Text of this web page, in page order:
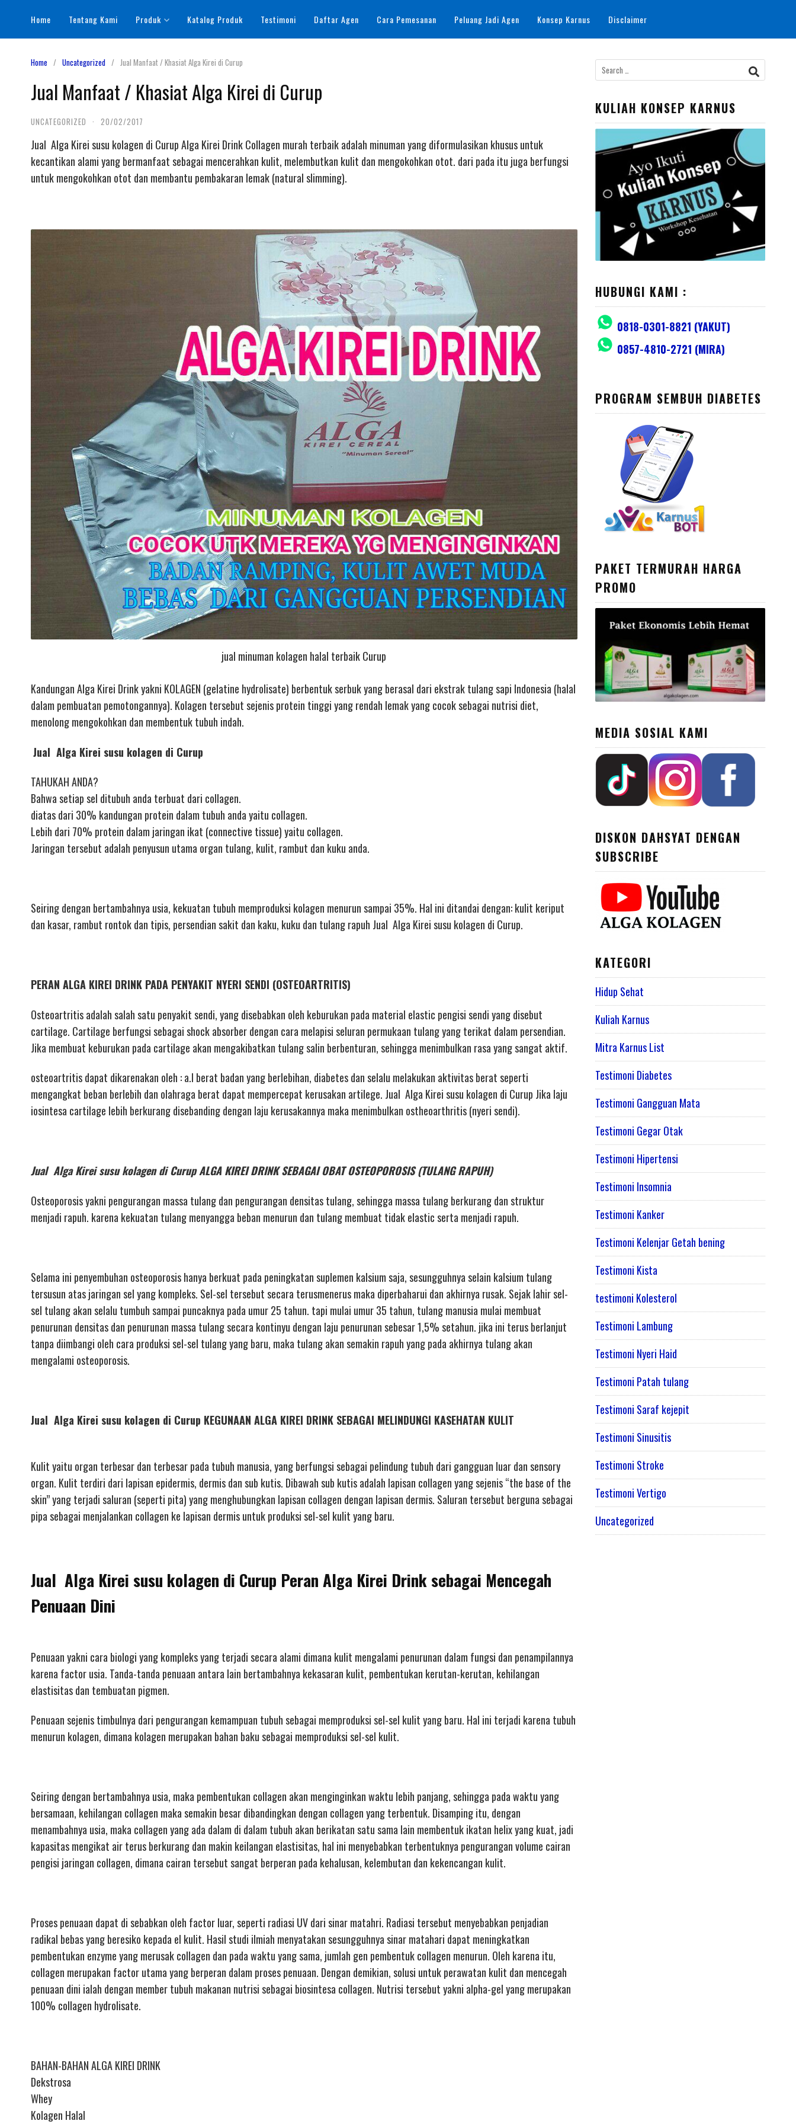
content
Home Tentang Kami Produk Katalog Produk Testimoni Daftar Agen Cara Pemesanan Peluang Jadi Agen Konsep Karnus Disclaimer
Home Uncategorized Jual Manfaat / Khasiat Alga Kirei di Curup
Jual Manfaat / Khasiat Alga Kirei di Curup
UNCATEGORIZED · 20/02/2017
Jual Alga Kirei susu kolagen di Curup Alga Kirei Drink Collagen murah terbaik adalah minuman yang diformulasikan khusus untuk
kecantikan alami yang bermanfaat sebagai mencerahkan kulit, melembutkan kulit dan mengokohkan otot. dari pada itu juga berfungsi
untuk mengokohkan otot dan membantu pembakaran lemak (natural slimming).
jual minuman kolagen halal terbaik Curup
Kandungan Alga Kirei Drink yakni KOLAGEN (gelatine hydrolisate) berbentuk serbuk yang berasal dari ekstrak tulang sapi Indonesia (halal
dalam pembuatan pemotongannya). Kolagen tersebut sejenis protein tinggi yang rendah lemak yang cocok sebagai nutrisi diet,
menolong mengokohkan dan membentuk tubuh indah.
Jual Alga Kirei susu kolagen di Curup
TAHUKAH ANDA?
Bahwa setiap sel ditubuh anda terbuat dari collagen.
diatas dari 30% kandungan protein dalam tubuh anda yaitu collagen.
Lebih dari 70% protein dalam jaringan ikat (connective tissue) yaitu collagen.
Jaringan tersebut adalah penyusun utama organ tulang, kulit, rambut dan kuku anda.
Seiring dengan bertambahnya usia, kekuatan tubuh memproduksi kolagen menurun sampai 35%. Hal ini ditandai dengan: kulit keriput
dan kasar, rambut rontok dan tipis, persendian sakit dan kaku, kuku dan tulang rapuh Jual Alga Kirei susu kolagen di Curup.
PERAN ALGA KIREI DRINK PADA PENYAKIT NYERI SENDI (OSTEOARTRITIS)
Osteoartritis adalah salah satu penyakit sendi, yang disebabkan oleh keburukan pada material elastic pengisi sendi yang disebut
cartilage. Cartilage berfungsi sebagai shock absorber dengan cara melapisi seluran permukaan tulang yang terikat dalam persendian.
Jika membuat keburukan pada cartilage akan mengakibatkan tulang salin berbenturan, sehingga menimbulkan rasa yang sangat aktif.
osteoartritis dapat dikarenakan oleh : a.l berat badan yang berlebihan, diabetes dan selalu melakukan aktivitas berat seperti
mengangkat beban berlebih dan olahraga berat dapat mempercepat kerusakan artilege. Jual Alga Kirei susu kolagen di Curup Jika laju
iosintesa cartilage lebih berkurang disebanding dengan laju kerusakannya maka menimbulkan ostheoarthritis (nyeri sendi).
Jual Alga Kirei susu kolagen di Curup ALGA KIREI DRINK SEBAGAI OBAT OSTEOPOROSIS (TULANG RAPUH)
Osteoporosis yakni pengurangan massa tulang dan pengurangan densitas tulang, sehingga massa tulang berkurang dan struktur
menjadi rapuh. karena kekuatan tulang menyangga beban menurun dan tulang membuat tidak elastic serta menjadi rapuh.
Selama ini penyembuhan osteoporosis hanya berkuat pada peningkatan suplemen kalsium saja, sesungguhnya selain kalsium tulang
tersusun atas jaringan sel yang kompleks. Sel-sel tersebut secara terusmenerus maka diperbaharui dan akhirnya rusak. Sejak lahir sel-
sel tulang akan selalu tumbuh sampai puncaknya pada umur 25 tahun. tapi mulai umur 35 tahun, tulang manusia mulai membuat
penurunan densitas dan penurunan massa tulang secara kontinyu dengan laju penurunan sebesar 1,5% setahun. jika ini terus berlanjut
tanpa diimbangi oleh cara produksi sel-sel tulang yang baru, maka tulang akan semakin rapuh yang pada akhirnya tulang akan
mengalami osteoporosis.
Jual Alga Kirei susu kolagen di Curup KEGUNAAN ALGA KIREI DRINK SEBAGAI MELINDUNGI KASEHATAN KULIT
Kulit yaitu organ terbesar dan terbesar pada tubuh manusia, yang berfungsi sebagai pelindung tubuh dari gangguan luar dan sensory
organ. Kulit terdiri dari lapisan epidermis, dermis dan sub kutis. Dibawah sub kutis adalah lapisan collagen yang sejenis “the base of the
skin” yang terjadi saluran (seperti pita) yang menghubungkan lapisan collagen dengan lapisan dermis. Saluran tersebut berguna sebagai
pipa sebagai menjalankan collagen ke lapisan dermis untuk produksi sel-sel kulit yang baru.
Jual Alga Kirei susu kolagen di Curup Peran Alga Kirei Drink sebagai Mencegah
Penuaan Dini
Penuaan yakni cara biologi yang kompleks yang terjadi secara alami dimana kulit mengalami penurunan dalam fungsi dan penampilannya
karena factor usia. Tanda-tanda penuaan antara lain bertambahnya kekasaran kulit, pembentukan kerutan-kerutan, kehilangan
elastisitas dan tembuatan pigmen.
Penuaan sejenis timbulnya dari pengurangan kemampuan tubuh sebagai memproduksi sel-sel kulit yang baru. Hal ini terjadi karena tubuh
menurun kolagen, dimana kolagen merupakan bahan baku sebagai memproduksi sel-sel kulit.
Seiring dengan bertambahnya usia, maka pembentukan collagen akan menginginkan waktu lebih panjang, sehingga pada waktu yang
bersamaan, kehilangan collagen maka semakin besar dibandingkan dengan collagen yang terbentuk. Disamping itu, dengan
menambahnya usia, maka collagen yang ada dalam di dalam tubuh akan berikatan satu sama lain membentuk ikatan helix yang kuat, jadi
kapasitas mengikat air terus berkurang dan makin keilangan elastisitas, hal ini menyebabkan terbentuknya pengurangan volume cairan
pengisi jaringan collagen, dimana cairan tersebut sangat berperan pada kehalusan, kelembutan dan kekencangan kulit.
Proses penuaan dapat di sebabkan oleh factor luar, seperti radiasi UV dari sinar matahri. Radiasi tersebut menyebabkan penjadian
radikal bebas yang beresiko kepada el kulit. Hasil studi ilmiah menyatakan sesungguhnya sinar matahari dapat meningkatkan
pembentukan enzyme yang merusak collagen dan pada waktu yang sama, jumlah gen pembentuk collagen menurun. Oleh karena itu,
collagen merupakan factor utama yang berperan dalam proses penuaan. Dengan demikian, solusi untuk perawatan kulit dan mencegah
penuaan dini ialah dengan member tubuh makanan nutrisi sebagai biosintesa collagen. Nutrisi tersebut yakni alpha-gel yang merupakan
100% collagen hydrolisate.
BAHAN-BAHAN ALGA KIREI DRINK
Dekstrosa
Whey
Kolagen Halal
Search
for:
KULIAH KONSEP KARNUS
HUBUNGI KAMI :
0818-0301-8821 (YAKUT)
0857-4810-2721 (MIRA)
PROGRAM SEMBUH DIABETES
PAKET TERMURAH HARGA
PROMO
MEDIA SOSIAL KAMI
DISKON DAHSYAT DENGAN
SUBSCRIBE
KATEGORI
Hidup Sehat
Kuliah Karnus
Mitra Karnus List
Testimoni Diabetes
Testimoni Gangguan Mata
Testimoni Gegar Otak
Testimoni Hipertensi
Testimoni Insomnia
Testimoni Kanker
Testimoni Kelenjar Getah bening
Testimoni Kista
testimoni Kolesterol
Testimoni Lambung
Testimoni Nyeri Haid
Testimoni Patah tulang
Testimoni Saraf kejepit
Testimoni Sinusitis
Testimoni Stroke
Testimoni Vertigo
Uncategorized